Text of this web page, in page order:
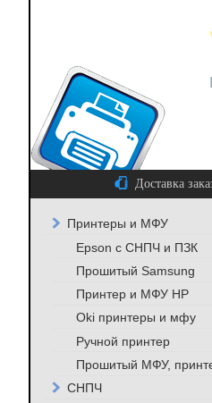
Доставка
Принтеры и МФУ
Epson с СНПЧ и ПЗК
Прошитый Samsung
Принтер и МФУ HP
Oki принтеры и мфу
Ручной принтер
Прошитый МФУ,
СНПЧ